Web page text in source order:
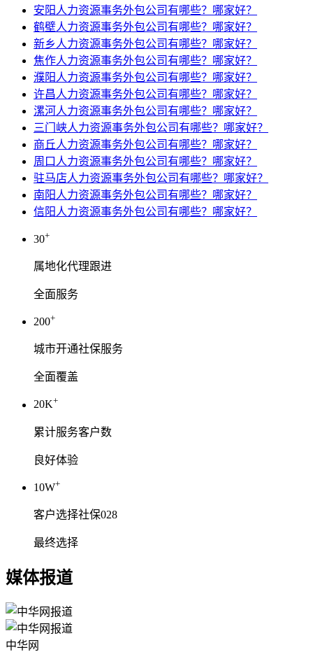
安阳人力资源事务外包公司有哪些？哪家好？
鹤壁人力资源事务外包公司有哪些？哪家好？
新乡人力资源事务外包公司有哪些？哪家好？
焦作人力资源事务外包公司有哪些？哪家好？
濮阳人力资源事务外包公司有哪些？哪家好？
许昌人力资源事务外包公司有哪些？哪家好？
漯河人力资源事务外包公司有哪些？哪家好？
三门峡人力资源事务外包公司有哪些？哪家好？
商丘人力资源事务外包公司有哪些？哪家好？
周口人力资源事务外包公司有哪些？哪家好？
驻马店人力资源事务外包公司有哪些？哪家好？
南阳人力资源事务外包公司有哪些？哪家好？
信阳人力资源事务外包公司有哪些？哪家好？
30+
属地化代理跟进
全面服务
200+
城市开通社保服务
全面覆盖
20K+
累计服务客户数
良好体验
10W+
客户选择社保028
最终选择
媒体报道
中华网